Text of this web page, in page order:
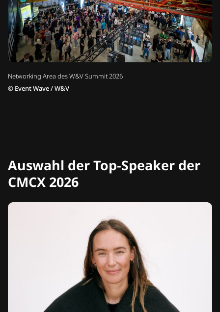
Networking Area des W&V Summit 2026
© Event Wave / W&V
Auswahl der Top-Speaker der
CMCX 2026